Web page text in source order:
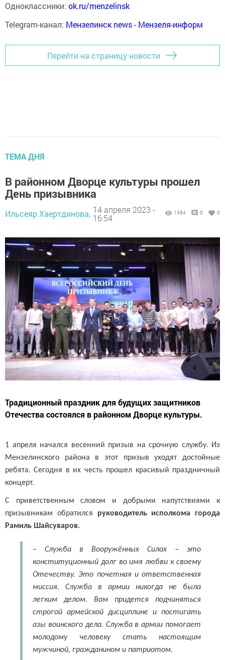
Одноклассники: ok.ru/menzelinsk
Telegram-канал: Мензелинск news - Мензеля-информ
Перейти на страницу новости
ТЕМА ДНЯ
В районном Дворце культуры прошел
День призывника
Ильсеяр Хаертдинова, 14 апреля 2023 -
16:54
1364 0 0
Традиционный праздник для будущих защитников
Отечества состоялся в районном Дворце культуры.
1 апреля начался весенний призыв на срочную службу. Из
Мензелинского района в этот призыв уходят достойные
ребята. Сегодня в их честь прошел красивый праздничный
концерт.
С приветственным словом и добрыми напутствиями к
призывникам обратился руководитель исполкома города
Рамиль Шайсуваров.
– Служба в Вооружённых Силах – это
конституционный долг во имя любви к своему
Отечеству. Это почетная и ответственная
миссия. Служба в армии никогда не была
легким делом. Вам придется подчиняться
строгой армейской дисциплине и постигать
азы воинского дела. Служба в армии помогает
молодому человеку стать настоящим
мужчиной, гражданином и патриотом.